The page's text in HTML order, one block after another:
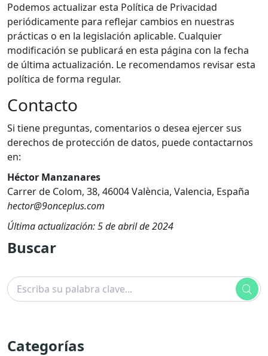
Podemos actualizar esta Política de Privacidad
periódicamente para reflejar cambios en nuestras
prácticas o en la legislación aplicable. Cualquier
modificación se publicará en esta página con la fecha
de última actualización. Le recomendamos revisar esta
política de forma regular.
Contacto
Si tiene preguntas, comentarios o desea ejercer sus
derechos de protección de datos, puede contactarnos
en:
Héctor Manzanares
Carrer de Colom, 38, 46004 València, Valencia, España
hector@9onceplus.com
Última actualización: 5 de abril de 2024
Buscar
Categorías